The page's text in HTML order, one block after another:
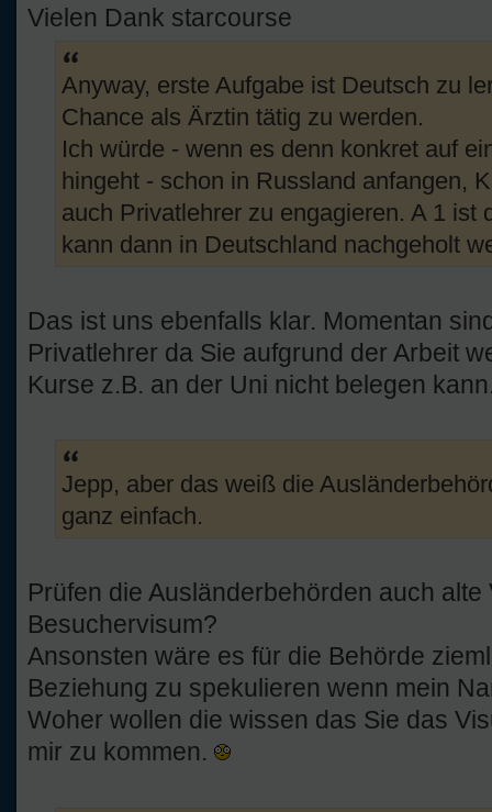
Vielen Dank starcourse
Anyway, erste Aufgabe ist Deutsch zu
Chance als Ärztin tätig zu werden.
Ich würde - wenn es denn konkret auf
hingeht - schon in Russland anfangen,
auch Privatlehrer zu engagieren. A 1 ist
kann dann in Deutschland nachgeholt
Das ist uns ebenfalls klar. Momentan
Privatlehrer da Sie aufgrund der Arbeit
Kurse z.B. an der Uni nicht belegen
Jepp, aber das weiß die
ganz einfach.
Prüfen die Ausländerbehörden auch alte
Besuchervisum?
Ansonsten wäre es für die Behörde
Beziehung zu spekulieren wenn mein
Woher wollen die wissen das Sie das
mir zu kommen.